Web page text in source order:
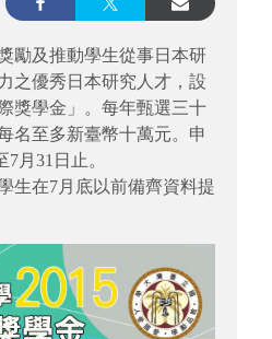
勵及推動學生從事日本研
之優秀日本研究人才，設
獎學金」。每年甄選三十
名至多新臺幣十萬元。申
7月 31 日止。
生在7月底以前備齊資料提